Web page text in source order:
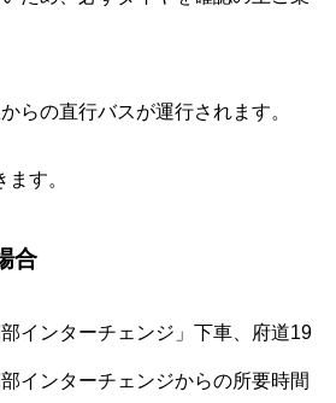
らの直行バスが運行されます。
ます。
合
インターチェンジ」下車、府道19
インターチェンジからの所要時間